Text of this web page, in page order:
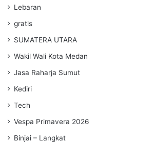
Lebaran
gratis
SUMATERA UTARA
Wakil Wali Kota Medan
Jasa Raharja Sumut
Kediri
Tech
Vespa Primavera 2026
Binjai – Langkat